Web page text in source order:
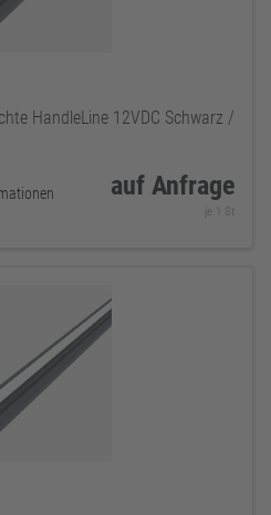
HandleLine 12VDC Schwarz /
auf Anfrage
je 1 St